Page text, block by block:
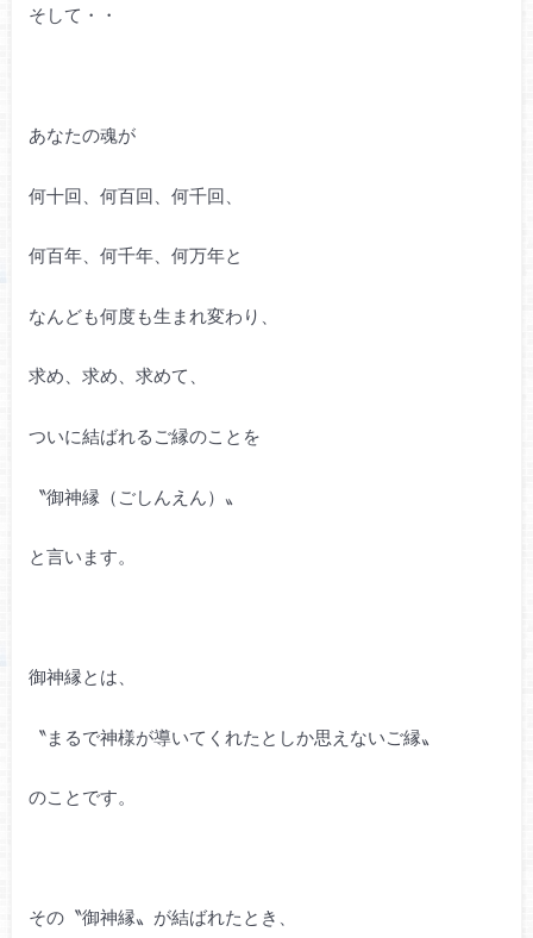
そして・・
あなたの魂が
何十回、何百回、何千回、
何百年、何千年、何万年と
なんども何度も生まれ変わり、
求め、求め、求めて、
ついに結ばれるご縁のことを
〝御神縁（ごしんえん）〟
と言います。
御神縁とは、
〝まるで神様が導いてくれたとしか思えないご縁〟
のことです。
その〝御神縁〟が結ばれたとき、